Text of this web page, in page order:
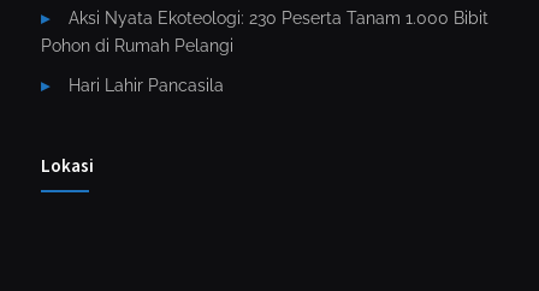
Aksi Nyata Ekoteologi: 230 Peserta Tanam 1.000 Bibit
Pohon di Rumah Pelangi
Hari Lahir Pancasila
Lokasi